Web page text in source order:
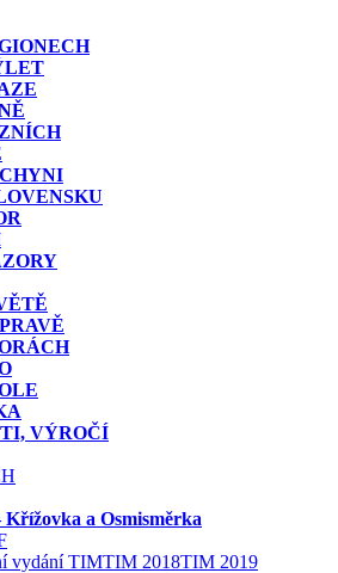
VÝROČÍ
a Osmisměrka
vydání TIMTIM 2018TIM 2019